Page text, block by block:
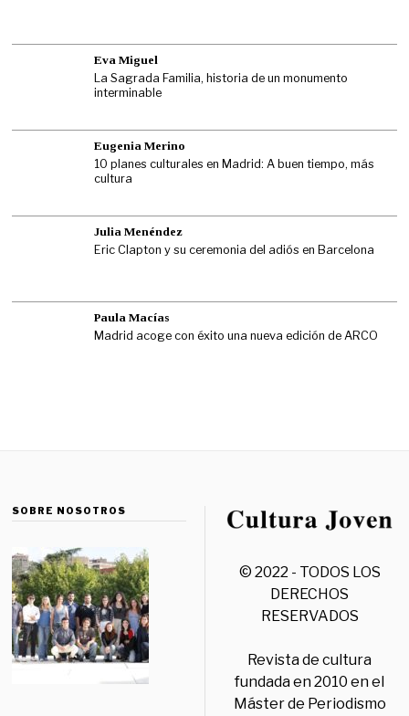
Eva Miguel
La Sagrada Familia, historia de un monumento
interminable
Eugenia Merino
10 planes culturales en Madrid: A buen tiempo, más
cultura
Julia Menéndez
Eric Clapton y su ceremonia del adiós en Barcelona
Paula Macías
Madrid acoge con éxito una nueva edición de ARCO
SOBRE NOSOTROS
© 2022 - TODOS LOS
DERECHOS
RESERVADOS
Revista de cultura
fundada en 2010 en el
Máster de Periodismo